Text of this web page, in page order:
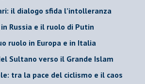
il dialogo sfida l’intolleranza
Russia e il ruolo di Putin
ruolo in Europa e in Italia
Sultano verso il Grande Islam
tra la pace del ciclismo e il caos